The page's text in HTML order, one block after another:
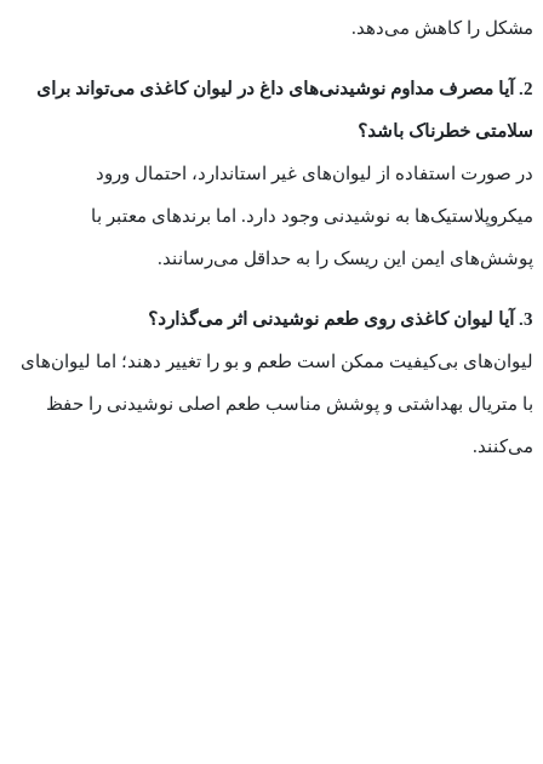
مشکل را کاهش می‌دهد.
2. آیا مصرف مداوم نوشیدنی‌های داغ در لیوان کاغذی می‌تواند برای
سلامتی خطرناک باشد؟
در صورت استفاده از لیوان‌های غیر استاندارد، احتمال ورود
میکروپلاستیک‌ها به نوشیدنی وجود دارد. اما برندهای معتبر با
پوشش‌های ایمن این ریسک را به حداقل می‌رسانند.
3. آیا لیوان کاغذی روی طعم نوشیدنی اثر می‌گذارد؟
لیوان‌های بی‌کیفیت ممکن است طعم و بو را تغییر دهند؛ اما لیوان‌های
با متریال بهداشتی و پوشش مناسب طعم اصلی نوشیدنی را حفظ
می‌کنند.